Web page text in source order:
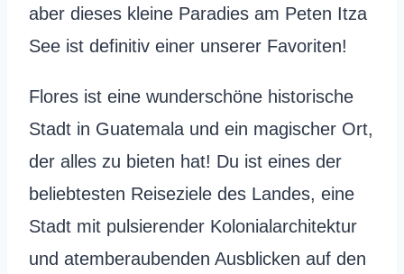
aber dieses kleine Paradies am Peten Itza
See ist definitiv einer unserer Favoriten!
Flores ist eine wunderschöne historische
Stadt in Guatemala und ein magischer Ort,
der alles zu bieten hat! Du ist eines der
beliebtesten Reiseziele des Landes, eine
Stadt mit pulsierender Kolonialarchitektur
und atemberaubenden Ausblicken auf den